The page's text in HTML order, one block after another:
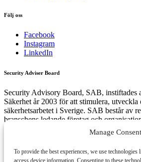
Manage Consent
To provide the best experiences, we use technologies
access device information. Consenting to these
Följ oss
Facebook
Instagram
LinkedIn
Security Adviser Board
Security Advisory Board, SAB, instiftades
Säkerhet år 2003 för att stimulera,
säkerhetsarbetet i Sverige. SAB består av
branschens ledande företag och
fyra gånger per år och diskuterar aktuella